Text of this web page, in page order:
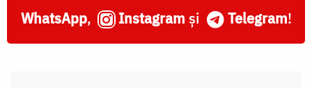
WhatsApp, Instagram și Telegram!